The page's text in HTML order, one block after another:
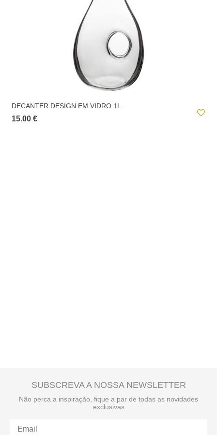
DECANTER DESIGN EM VIDRO 1L
15.00 €
SUBSCREVA A NOSSA NEWSLETTER
Não perca a inspiração, fique a par de todas as novidades
exclusivas